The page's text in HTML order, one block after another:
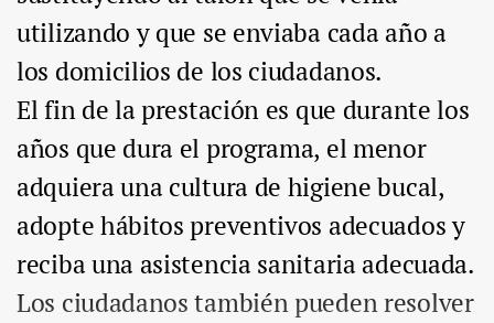
utilizando y que se enviaba cada año a
los domicilios de los ciudadanos.
El fin de la prestación es que durante los
años que dura el programa, el menor
adquiera una cultura de higiene bucal,
adopte hábitos preventivos adecuados y
reciba una asistencia sanitaria adecuada.
Los ciudadanos también pueden resolver